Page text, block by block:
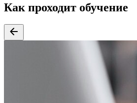
Как проходит обучение